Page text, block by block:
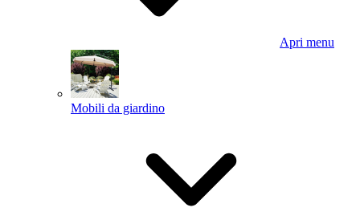
Apri menu
Mobili da giardino